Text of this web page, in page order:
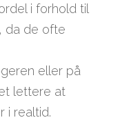
i forhold til
da de ofte
eller på
lettere at
i realtid.